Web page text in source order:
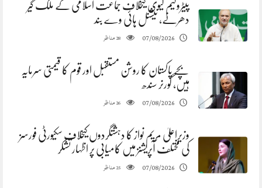
پیٹرولیم لیوی کیخلاف جماعت اسلامی کے ملک گیر
دھرنے، نیشنل ہائی وے بند
07/08/2026
28مناظر
بچے پاکستان کا روشن مستقبل اور قوم کا قیمتی سرمایہ
ہیں، گورنر سندھ
07/08/2026
26مناظر
وزیراعلیٰ مریم نواز کا دہشتگردوں کیخلاف سکیورٹی فورسز
کی مختلف آپریشنز میں کامیابی پر اظہار تشکر
07/08/2026
25مناظر